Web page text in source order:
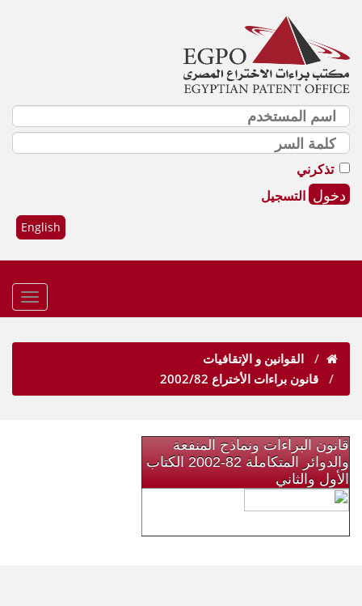
تذكرني
التسجيل
English
القوانين و الإتقافيات
قانون براءات الأختراع 2002/82
قانون البراءات ونماذج المنفعة
والدوائر المتكاملة 82-2002 الكتاب
الأول والثاني